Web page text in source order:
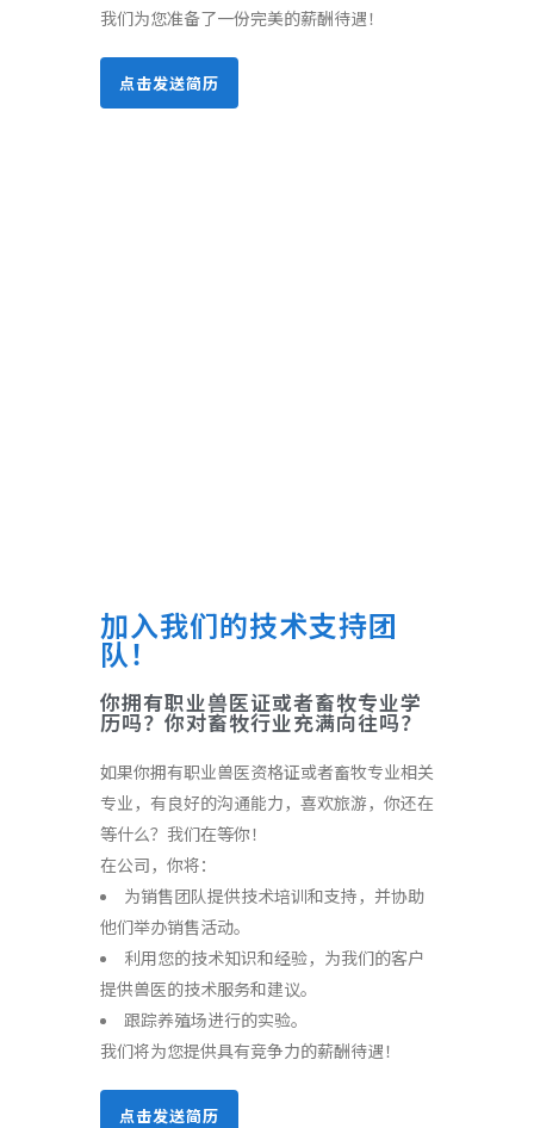
我们为您准备了一份完美的薪酬待遇！
点击发送简历
加入我们的技术支持团
队！
你拥有职业兽医证或者畜牧专业学
历吗？你对畜牧行业充满向往吗？
如果你拥有职业兽医资格证或者畜牧专业相关
专业，有良好的沟通能力，喜欢旅游，你还在
等什么？我们在等你！
在公司，你将：
为销售团队提供技术培训和支持，并协助
他们举办销售活动。
利用您的技术知识和经验，为我们的客户
提供兽医的技术服务和建议。
跟踪养殖场进行的实验。
我们将为您提供具有竞争力的薪酬待遇！
点击发送简历